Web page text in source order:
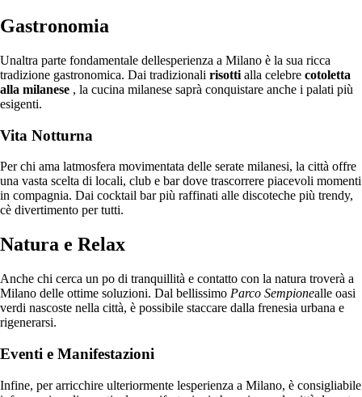
Gastronomia
Unaltra parte fondamentale dellesperienza a Milano è la sua ricca
tradizione gastronomica. Dai tradizionali risotti alla celebre cotoletta
alla milanese , la cucina milanese saprà conquistare anche i palati più
esigenti.
Vita Notturna
Per chi ama latmosfera movimentata delle serate milanesi, la città offre
una vasta scelta di locali, club e bar dove trascorrere piacevoli momenti
in compagnia. Dai cocktail bar più raffinati alle discoteche più trendy,
cè divertimento per tutti.
Natura e Relax
Anche chi cerca un po di tranquillità e contatto con la natura troverà a
Milano delle ottime soluzioni. Dal bellissimo Parco Sempionealle oasi
verdi nascoste nella città, è possibile staccare dalla frenesia urbana e
rigenerarsi.
Eventi e Manifestazioni
Infine, per arricchire ulteriormente lesperienza a Milano, è consigliabile